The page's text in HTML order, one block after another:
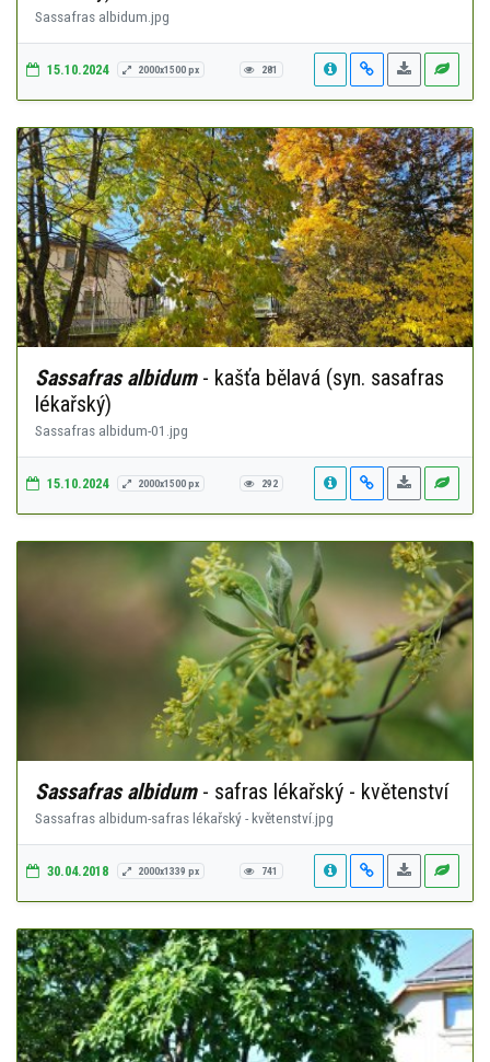
Sassafras albidum.jpg
15.10.2024 2000x1500 px 281
Sassafras albidum- kašťa bělavá (syn. sasafras
lékařský)
Sassafras albidum-01.jpg
15.10.2024 2000x1500 px 292
Sassafras albidum- safras lékařský - květenství
Sassafras albidum-safras lékařský - květenství.jpg
30.04.2018 2000x1339 px 741